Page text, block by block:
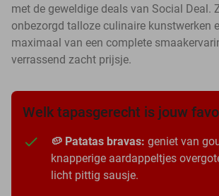
met de geweldige deals van Social Deal.
onbezorgd talloze culinaire kunstwerken
maximaal van een complete
verrassend zacht prijsje.
Welk tapasgerecht is jouw
🥔 Patatas bravas: geniet van
knapperige aardappeltjes
licht pittig sausje.